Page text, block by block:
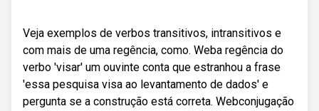
Veja exemplos de verbos transitivos, intransitivos e
com mais de uma regência, como. Weba regência do
verbo 'visar' um ouvinte conta que estranhou a frase
'essa pesquisa visa ao levantamento de dados' e
pergunta se a construção está correta. Webconjugação